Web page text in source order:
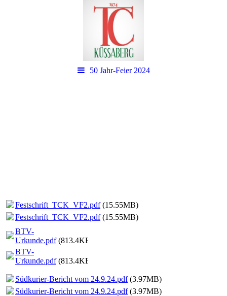
50 Jahr-Feier 2024
Festschrift_TCK_VF2.pdf(15.55MB)
Festschrift_TCK_VF2.pdf(15.55MB)
BTV-
Urkunde.pdf(813.4KB)
BTV-
Urkunde.pdf(813.4KB)
Südkurier-Bericht vom 24.9.24.pdf(3.97MB)
Südkurier-Bericht vom 24.9.24.pdf(3.97MB)